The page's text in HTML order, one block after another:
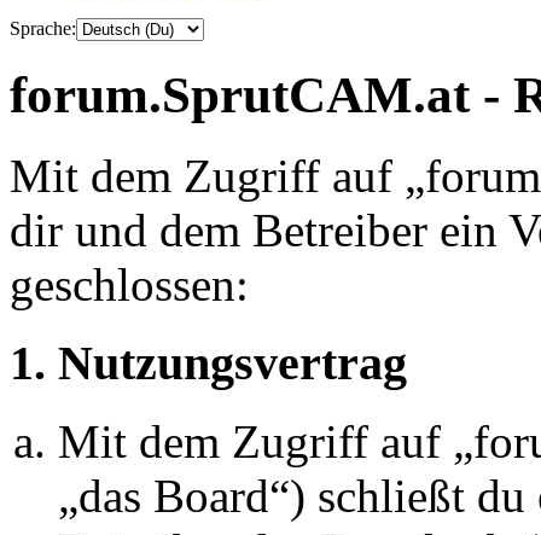
Sprache:
forum.SprutCAM.at -
Mit dem Zugriff auf
dir und dem Betreiber ein
geschlossen:
1. Nutzungsvertrag
Mit dem Zugriff auf
„das Board“) schließt